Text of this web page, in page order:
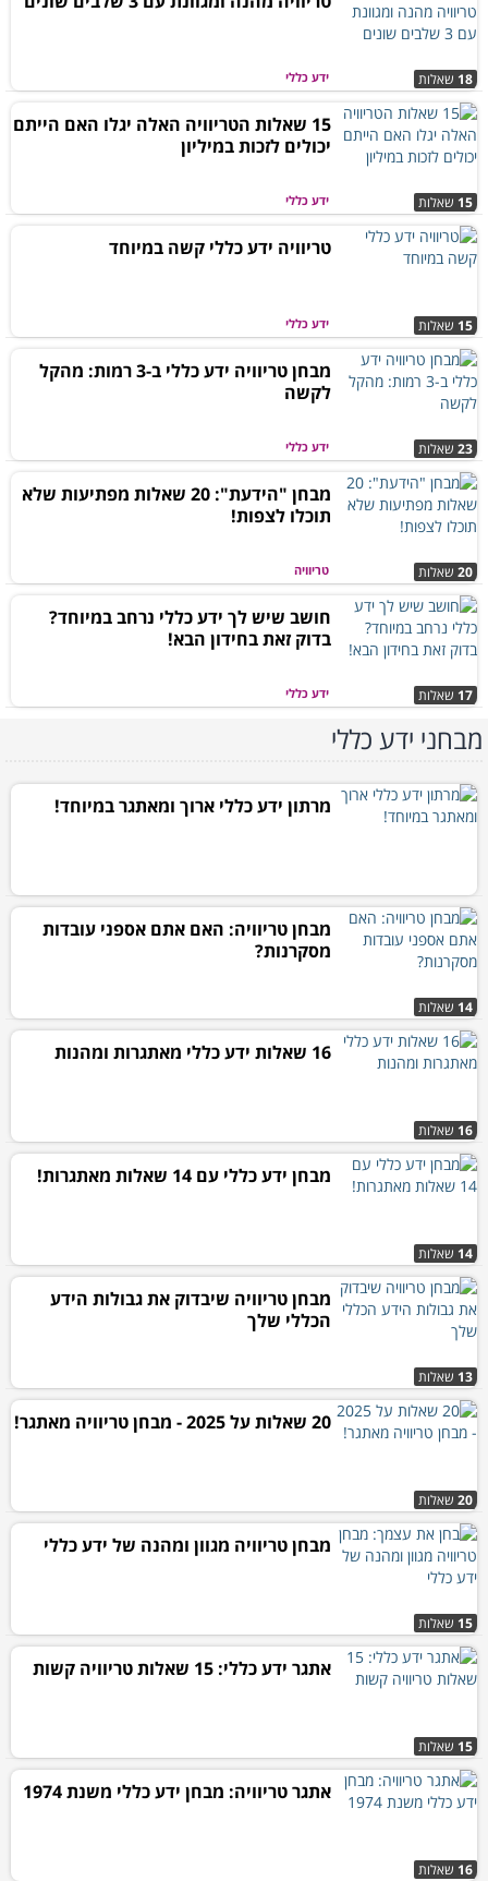
ידע כללי 18 שאלות
ידע כללי 15 שאלות
15 שאלות הטריוויה האלה יגלו האם הייתם
יכולים לזכות במיליון
ידע כללי 15 שאלות
טריוויה ידע כללי קשה במיוחד
ידע כללי 23 שאלות
מבחן טריוויה ידע כללי ב-3 רמות: מהקל
לקשה
טריוויה 20 שאלות
מבחן "הידעת": 20 שאלות מפתיעות שלא
תוכלו לצפות!
ידע כללי 17 שאלות
חושב שיש לך ידע כללי נרחב במיוחד?
בדוק זאת בחידון הבא!
מבחני ידע כללי
מרתון ידע כללי ארוך ומאתגר במיוחד!
14 שאלות
מבחן טריוויה: האם אתם אספני עובדות
מסקרנות?
16 שאלות
16 שאלות ידע כללי מאתגרות ומהנות
14 שאלות
מבחן ידע כללי עם 14 שאלות מאתגרות!
13 שאלות
מבחן טריוויה שיבדוק את גבולות הידע
הכללי שלך
20 שאלות
20 שאלות על 2025 - מבחן טריוויה מאתגר!
15 שאלות
מבחן טריוויה מגוון ומהנה של ידע כללי
15 שאלות
אתגר ידע כללי: 15 שאלות טריוויה קשות
16 שאלות
אתגר טריוויה: מבחן ידע כללי משנת 1974